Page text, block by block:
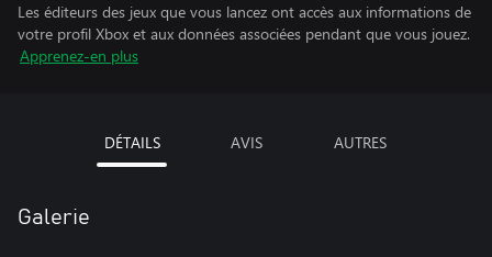
Les éditeurs des jeux que vous lancez ont accès aux informations de
votre profil Xbox et aux données associées pendant que vous jouez.
Apprenez-en plus
DÉTAILS AVIS AUTRES
Galerie